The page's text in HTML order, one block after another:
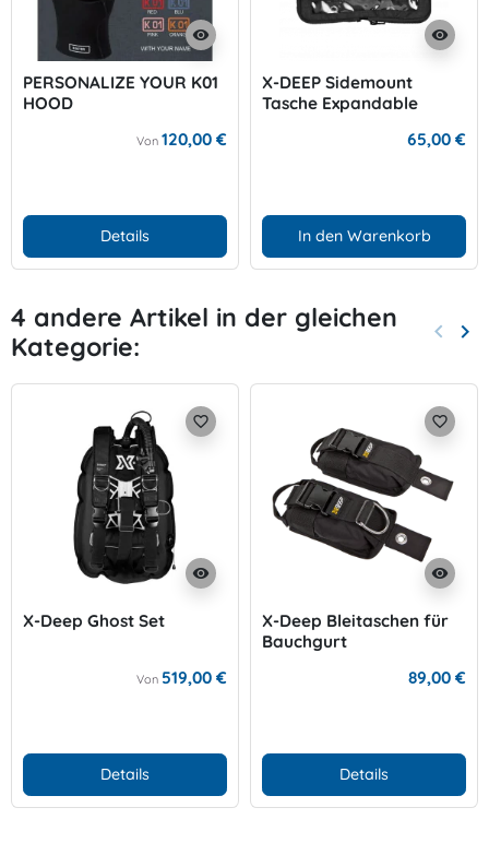
visibility
PERSONALIZE YOUR K01
HOOD
Von 120,00 €
Details
visibility
X-DEEP Sidemount
Tasche Expandable
65,00 €
In den Warenkorb
4 andere Artikel in der gleichen
Kategorie:
Zurück
keyboard_arrow_left keyboard_arrow_right
visibility
favorite_border
X-Deep Ghost Set
Von 519,00 €
Details
visibility
favorite_border
X-Deep Bleitaschen für
Bauchgurt
89,00 €
Details